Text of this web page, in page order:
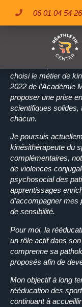
06 01 04 54 26
LA
QUI
choisi le métier de
2022 de l’Académie
proposer une prise
scientifiques solides,
chacun.
Je poursuis
kinésithérapeute du
complémentaires,
de violences
psychosocial des
apprentissages
d’accompagner
de sensibilité.
Pour moi, la
un rôle actif dans
comprenne sa
proposés afin de
Mon objectif à long
rééducation des
continuant à